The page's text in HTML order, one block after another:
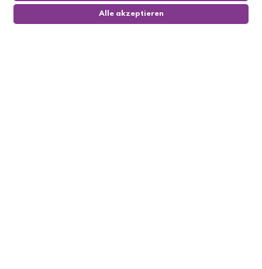
Alle akzeptieren